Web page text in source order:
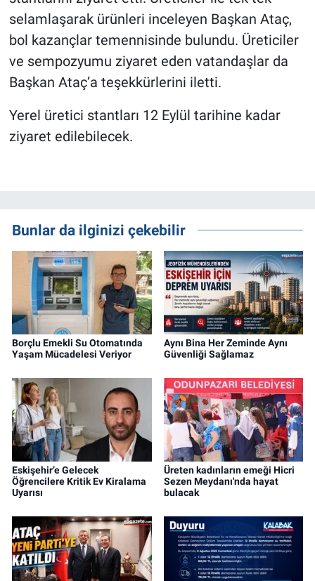
selamlaşarak ürünleri inceleyen Başkan Ataç,
bol kazançlar temennisinde bulundu. Üreticiler
ve sempozyumu ziyaret eden vatandaşlar da
Başkan Ataç’a teşekkürlerini iletti.
Yerel üretici stantları 12 Eylül tarihine kadar
ziyaret edilebilecek.
Bunlar da ilginizi çekebilir
Borçlu Emekli Su Otomatında
Yaşam Mücadelesi Veriyor
Aynı Bina Her Zeminde Aynı
Güvenliği Sağlamaz
Eskişehir’e Gelecek
Öğrencilere Kritik Ev Kiralama
Uyarısı
Üreten kadınların emeği Hicri
Sezen Meydanı'nda hayat
bulacak